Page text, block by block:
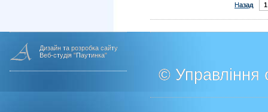
Назад 1
Дизайн та розробка сайту
Веб-студія "Паутинка"
© Управління